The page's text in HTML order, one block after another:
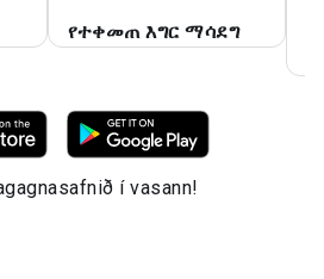
የተቀመጠ እግር ማሳደግ
í vasann!